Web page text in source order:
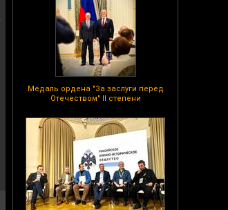
Медаль ордена "За заслуги перед
Отечеством" II степени